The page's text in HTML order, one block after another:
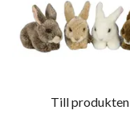
Till produkten